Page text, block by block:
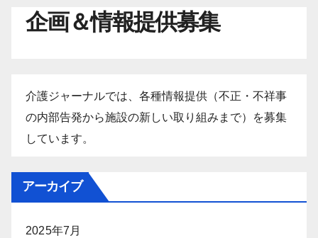
企画＆情報提供募集
介護ジャーナルでは、各種情報提供（不正・不祥事
の内部告発から施設の新しい取り組みまで）を募集
しています。
アーカイブ
2025年7月